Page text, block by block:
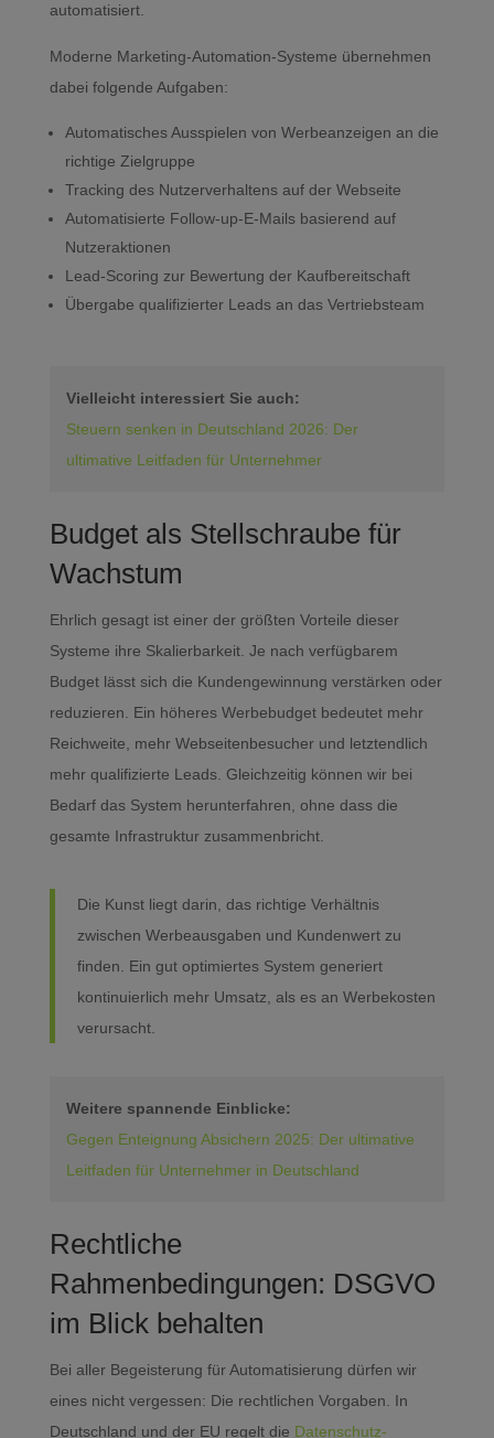
automatisiert.
Moderne Marketing-Automation-Systeme übernehmen
dabei folgende Aufgaben:
Automatisches Ausspielen von Werbeanzeigen an die
richtige Zielgruppe
Tracking des Nutzerverhaltens auf der Webseite
Automatisierte Follow-up-E-Mails basierend auf
Nutzeraktionen
Lead-Scoring zur Bewertung der Kaufbereitschaft
Übergabe qualifizierter Leads an das Vertriebsteam
Vielleicht interessiert Sie auch:
Steuern senken in Deutschland 2026: Der
ultimative Leitfaden für Unternehmer
Budget als Stellschraube für
Wachstum
Ehrlich gesagt ist einer der größten Vorteile dieser
Systeme ihre Skalierbarkeit. Je nach verfügbarem
Budget lässt sich die Kundengewinnung verstärken oder
reduzieren. Ein höheres Werbebudget bedeutet mehr
Reichweite, mehr Webseitenbesucher und letztendlich
mehr qualifizierte Leads. Gleichzeitig können wir bei
Bedarf das System herunterfahren, ohne dass die
gesamte Infrastruktur zusammenbricht.
Die Kunst liegt darin, das richtige Verhältnis
zwischen Werbeausgaben und Kundenwert zu
finden. Ein gut optimiertes System generiert
kontinuierlich mehr Umsatz, als es an Werbekosten
verursacht.
Weitere spannende Einblicke:
Gegen Enteignung Absichern 2025: Der ultimative
Leitfaden für Unternehmer in Deutschland
Rechtliche
Rahmenbedingungen: DSGVO
im Blick behalten
Bei aller Begeisterung für Automatisierung dürfen wir
eines nicht vergessen: Die rechtlichen Vorgaben. In
Deutschland und der EU regelt die Datenschutz-